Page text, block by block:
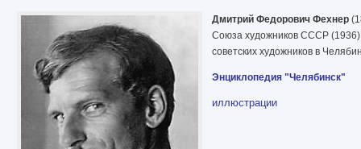
Дмитрий Федорович Фехнер
Союза художников СССР
советских художников в
Энциклопедия "Челябинск"
иллюстрации